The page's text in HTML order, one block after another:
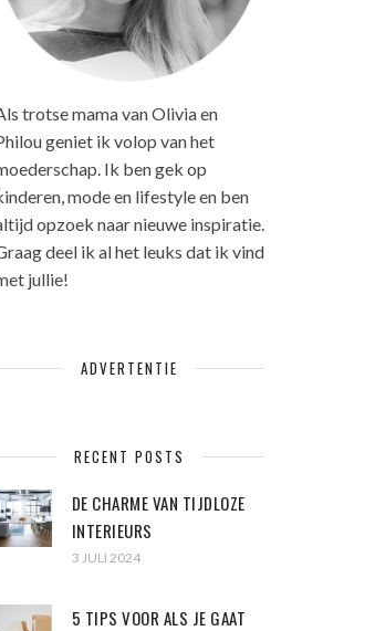
trotse mama van Olivia en
geniet ik volop van het
Ik ben gek op
mode en lifestyle en ben
opzoek naar nieuwe inspiratie.
deel ik al het leuks dat ik vind
jullie!
ADVERTENTIE
RECENT POSTS
DE CHARME VAN TIJDLOZE
INTERIEURS
3 JULI 2024
5 TIPS VOOR ALS JE GAAT